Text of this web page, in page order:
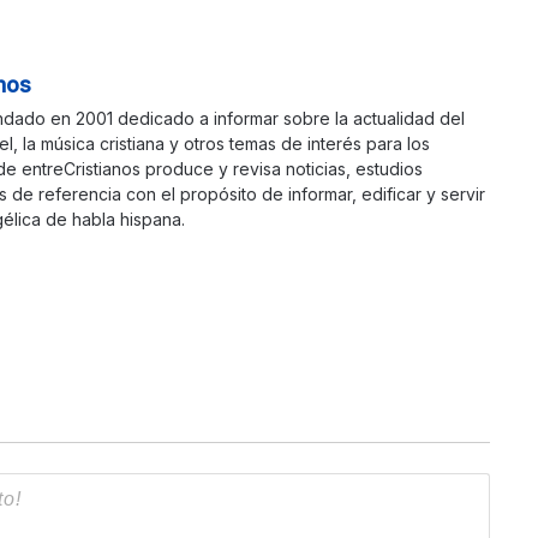
en 2001 dedicado a informar sobre la actualidad del
la música cristiana y otros temas de interés para los
entreCristianos produce y revisa noticias, estudios
de referencia con el propósito de informar, edificar y servir
de habla hispana.